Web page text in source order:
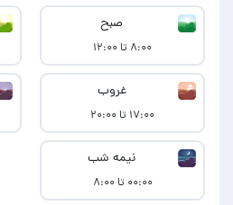
صبح
۸:۰۰ تا ۱۲:۰۰
غروب
۱۷:۰۰ تا ۲۰:۰۰
نیمه شب
۰۰:۰۰ تا ۸:۰۰